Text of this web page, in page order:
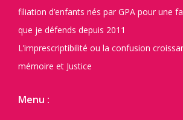
filiation d’enfants nés par GPA pour une
que je défends depuis 2011
L’imprescriptibilité ou la confusion
mémoire et Justice
Menu :